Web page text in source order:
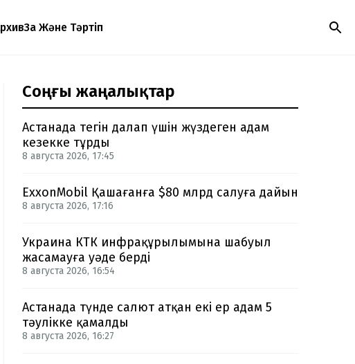
Заң Және Тәртіп
Соңғы жаңалықтар
Астанада тегін далап үшін жүздеген адам
кезекке тұрды
8 августа 2026, 17:45
ExxonMobil Қашағанға $80 млрд салуға дайын
8 августа 2026, 17:16
Украина КТК инфрақұрылымына шабуыл
жасамауға уәде берді
8 августа 2026, 16:54
Астанада түнде салют атқан екі ер адам 5
тәулікке қамалды
8 августа 2026, 16:27